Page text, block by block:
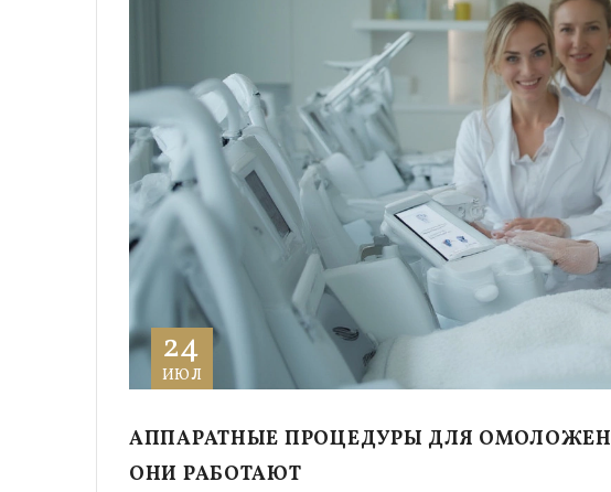
24
ИЮЛ
АППАРАТНЫЕ ПРОЦЕДУРЫ ДЛЯ
ОНИ РАБОТАЮТ